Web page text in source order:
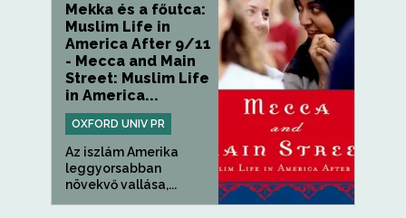
Mekka és a főutca:
Muslim Life in
America After 9/11
- Mecca and Main
Street: Muslim Life
in America...
OXFORD UNIV PR
Az iszlám Amerika
leggyorsabban
növekvő vallása,...